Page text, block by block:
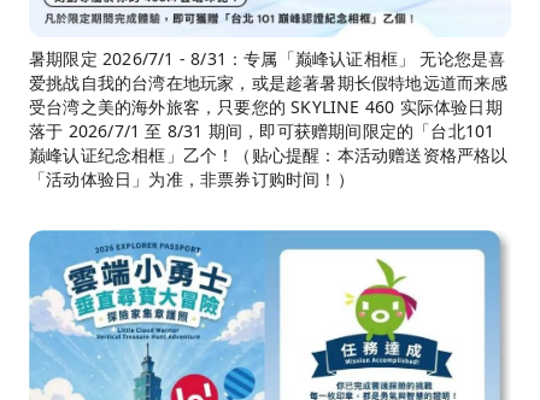
暑期限定 2026/7/1 - 8/31：专属「巅峰认证相框」 无论您是喜
爱挑战自我的台湾在地玩家，或是趁著暑期长假特地远道而来感
受台湾之美的海外旅客，只要您的 SKYLINE 460 实际体验日期
落于 2026/7/1 至 8/31 期间，即可获赠期间限定的「台北101
巅峰认证纪念相框」乙个！（贴心提醒：本活动赠送资格严格以
「活动体验日」为准，非票券订购时间！）